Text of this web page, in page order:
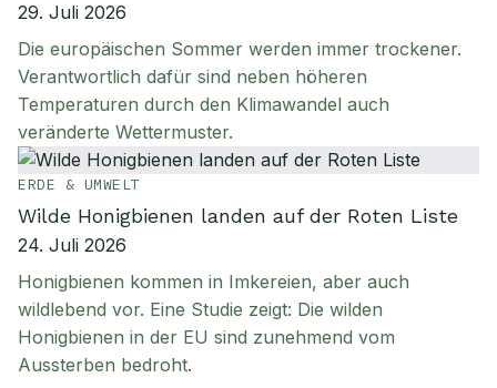
29. Juli 2026
Die europäischen Sommer werden immer trockener.
Verantwortlich dafür sind neben höheren
Temperaturen durch den Klimawandel auch
veränderte Wettermuster.
ERDE & UMWELT
Wilde Honigbienen landen auf der Roten Liste
24. Juli 2026
Honigbienen kommen in Imkereien, aber auch
wildlebend vor. Eine Studie zeigt: Die wilden
Honigbienen in der EU sind zunehmend vom
Aussterben bedroht.